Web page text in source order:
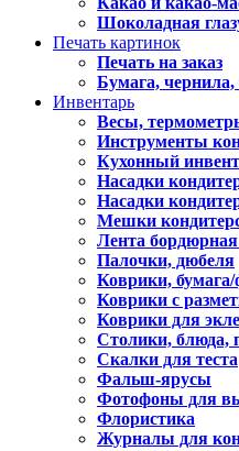
Шоколадная
Печать картинок
Печать на заказ
Бумага, чернила,
Инвентарь
Весы,
Инструменты
Кухонный
Насадки
Насадки
Мешки
Лента бордюрная
Палочки, дюбеля
Коврики, бумага/
Коврики с
Коврики для
Столики, блюда,
Скалки для теста
Фальш-ярусы
Фотофоны для
Флористика
Журналы для